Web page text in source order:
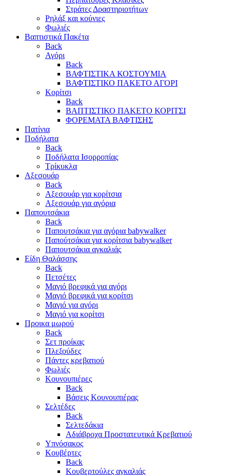
Στράτες Δραστηριοτήτων
Ρηλάξ και κούνιες
Φωλιές
Βαπτιστικά Πακέτα
Back
Αγόρι
Back
ΒΑΦΤΙΣΤΙΚΑ ΚΟΣΤΟΥΜΙΑ
ΒΑΦΤΙΣΤΙΚΟ ΠΑΚΕΤΟ ΑΓΟΡΙ
Κορίτσι
Back
ΒΑΠΤΙΣΤΙΚΟ ΠΑΚΕΤΟ ΚΟΡΙΤΣΙ
ΦΟΡΕΜΑΤΑ ΒΑΦΤΙΣΗΣ
Πατίνια
Ποδήλατα
Back
Ποδήλατα Ισορροπίας
Τρίκυκλα
Αξεσουάρ
Back
Αξεσουάρ για κορίτσια
Αξεσουάρ για αγόρια
Παπουτσάκια
Back
Παπουτσάκια για αγόρια babywalker
Παπούτσάκια για κορίτσια babywalker
Παπουτσάκια αγκαλιάς
Είδη Θαλάσσης
Back
Πετσέτες
Μαγιό βρεφικά για αγόρι
Μαγιό βρεφικά για κορίτσι
Μαγιό για αγόρι
Μαγιό για κορίτσι
Προικα μωρού
Back
Σετ προίκας
Πλεξούδες
Πάντες κρεβατιού
Φωλιές
Κουνουπιέρες
Back
Βάσεις Κουνουπιέρας
Σελτέδες
Back
Σελτεδάκια
Αδιάβροχα Προστατευτικά Κρεβατιού
Υπνόσακος
Κουβέρτες
Back
Κουβερτούλες αγκαλιάς